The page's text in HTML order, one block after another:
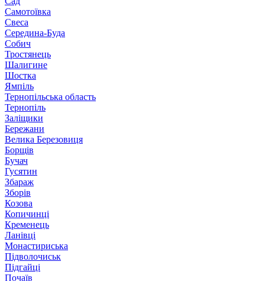
Самотоївка
Свеса
Середина-Буда
Собич
Тростянець
Шалигине
Шостка
Ямпіль
Тернопільська область
Тернопіль
Заліщики
Бережани
Велика Березовиця
Борщів
Бучач
Гусятин
Збараж
Зборів
Козова
Копичинці
Кременець
Ланівці
Монастириська
Підволочиськ
Підгайці
Почаїв